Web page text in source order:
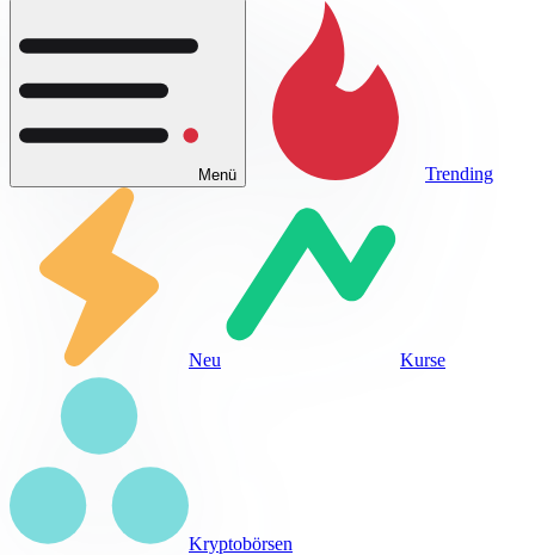
Menü Trending
Neu Kurse
Kryptobörsen